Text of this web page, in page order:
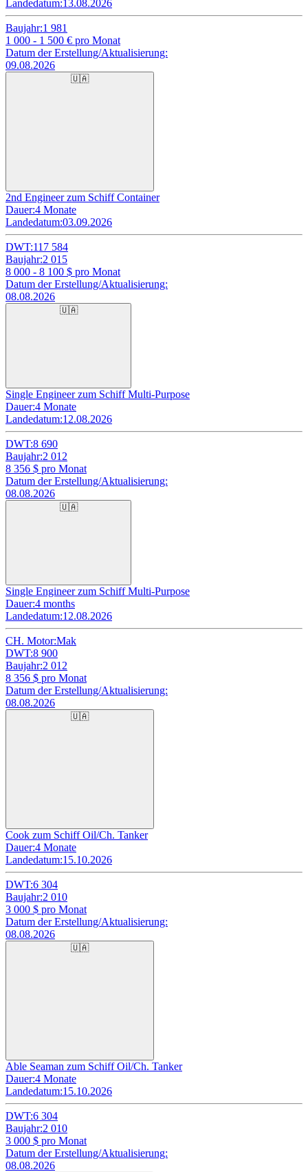
Landedatum:13.08.2026
Baujahr:1 981
1 000 - 1 500 € pro Monat
Datum der Erstellung/Aktualisierung:
09.08.2026
🇺🇦
2nd Engineer zum Schiff Container
Dauer:4 Monate
Landedatum:03.09.2026
DWT:117 584
Baujahr:2 015
8 000 - 8 100 $ pro Monat
Datum der Erstellung/Aktualisierung:
08.08.2026
🇺🇦
Single Engineer zum Schiff Multi-Purpose
Dauer:4 Monate
Landedatum:12.08.2026
DWT:8 690
Baujahr:2 012
8 356 $ pro Monat
Datum der Erstellung/Aktualisierung:
08.08.2026
🇺🇦
Single Engineer zum Schiff Multi-Purpose
Dauer:4 months
Landedatum:12.08.2026
CH. Motor:Mak
DWT:8 900
Baujahr:2 012
8 356 $ pro Monat
Datum der Erstellung/Aktualisierung:
08.08.2026
🇺🇦
Cook zum Schiff Oil/Ch. Tanker
Dauer:4 Monate
Landedatum:15.10.2026
DWT:6 304
Baujahr:2 010
3 000 $ pro Monat
Datum der Erstellung/Aktualisierung:
08.08.2026
🇺🇦
Able Seaman zum Schiff Oil/Ch. Tanker
Dauer:4 Monate
Landedatum:15.10.2026
DWT:6 304
Baujahr:2 010
3 000 $ pro Monat
Datum der Erstellung/Aktualisierung:
08.08.2026